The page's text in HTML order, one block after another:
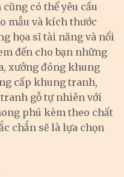
có thể yêu cầu
mẫu và kích thước
họa sĩ tài năng và nổi
đến cho bạn những
xưởng đóng khung
cấp khung tranh,
gỗ tự nhiên với
phú kèm theo chất
chắn sẽ là lựa chọn